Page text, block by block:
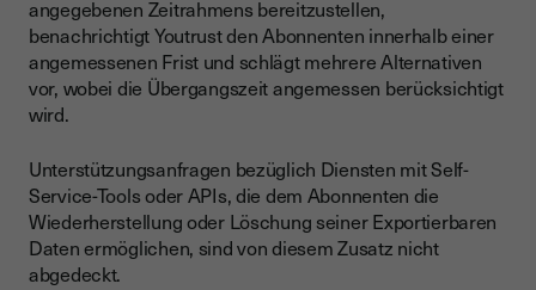
angegebenen Zeitrahmens bereitzustellen,
benachrichtigt Youtrust den Abonnenten innerhalb einer
angemessenen Frist und schlägt mehrere Alternativen
vor, wobei die Übergangszeit angemessen berücksichtigt
wird.
Unterstützungsanfragen bezüglich Diensten mit Self-
Service-Tools oder APIs, die dem Abonnenten die
Wiederherstellung oder Löschung seiner Exportierbaren
Daten ermöglichen, sind von diesem Zusatz nicht
abgedeckt.